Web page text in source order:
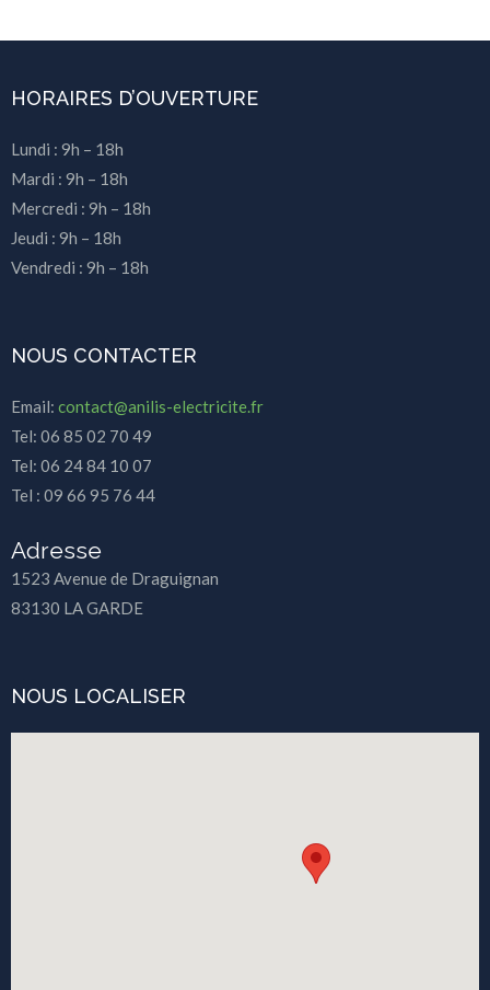
HORAIRES D’OUVERTURE
Lundi : 9h – 18h
Mardi : 9h – 18h
Mercredi : 9h – 18h
Jeudi : 9h – 18h
Vendredi : 9h – 18h
NOUS CONTACTER
Email: contact@anilis-electricite.fr
Tel: 06 85 02 70 49
Tel: 06 24 84 10 07
Tel : 09 66 95 76 44
Adresse
1523 Avenue de Draguignan
83130 LA GARDE
NOUS LOCALISER